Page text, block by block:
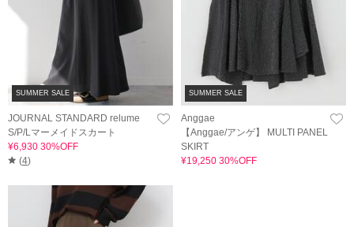
SUMMER SALE
JOURNAL STANDARD relume
S/P/Lマーメイドスカート
¥6,930 30%OFF
(4)
SUMMER SALE
Anggae
【Anggae/アンゲ】 MULTI PANEL
SKIRT
¥19,250 30%OFF